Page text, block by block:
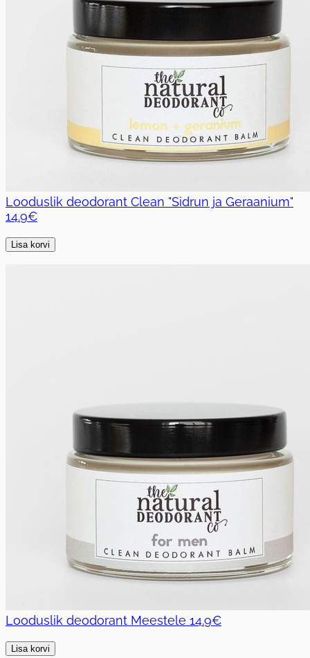
Looduslik deodorant Clean "Sidrun ja Geraanium"
14.9€
Lisa korvi
Looduslik deodorant Meestele 14.9€
Lisa korvi